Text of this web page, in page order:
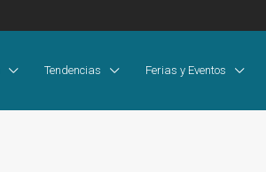
Tendencias Ferias y Eventos